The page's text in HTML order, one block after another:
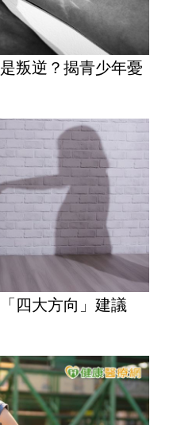
叛逆？揭青少年憂
四大方向」建議